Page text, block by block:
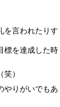
を言われたりす
標を達成した時
）
やりがいでもあ